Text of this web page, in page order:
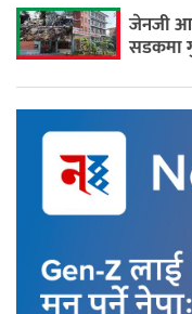
जेनजी
सडकमा